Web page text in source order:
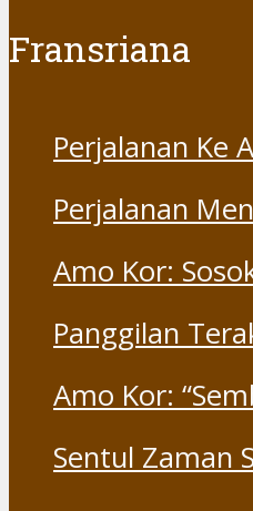
Fransriana
Perjalanan Ke
Perjalanan
Amo Kor:
Otentik
Panggilan
Amo Kor:
Sentul Zaman